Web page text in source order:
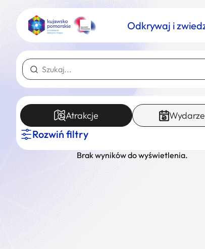
Odkrywaj i
Znajdź atrakcję
Nazwa atrakcji
Atrakcje
Rozwiń filtry
Brak wyników do wyświetlenia.